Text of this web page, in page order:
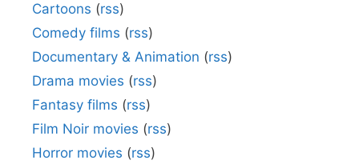
Cartoons (rss)
Comedy films (rss)
Documentary & Animation (rss)
Drama movies (rss)
Fantasy films (rss)
Film Noir movies (rss)
Horror movies (rss)